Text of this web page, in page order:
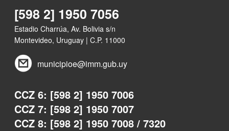
[598 2] 1950 7056
Estadio Charrúa, Av. Bolivia s/n
Montevideo, Uruguay | C.P. 11000
municipioe@imm.gub.uy
CCZ 6: [598 2] 1950 7006
CCZ 7: [598 2] 1950 7007
CCZ 8: [598 2] 1950 7008 / 7320